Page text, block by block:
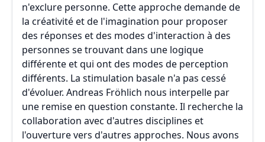
n'exclure personne. Cette approche demande de
la créativité et de l'imagination pour proposer
des réponses et des modes d'interaction à des
personnes se trouvant dans une logique
différente et qui ont des modes de perception
différents. La stimulation basale n'a pas cessé
d'évoluer. Andreas Fröhlich nous interpelle par
une remise en question constante. Il recherche la
collaboration avec d'autres disciplines et
l'ouverture vers d'autres approches. Nous avons